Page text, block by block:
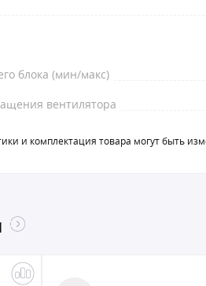
блока (мин/макс)
вентилятора
и комплектация товара могут быть